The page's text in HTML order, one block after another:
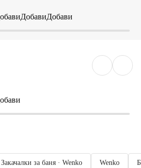
ДобавиДобави
Закачалки за баня · Wenko Wenko